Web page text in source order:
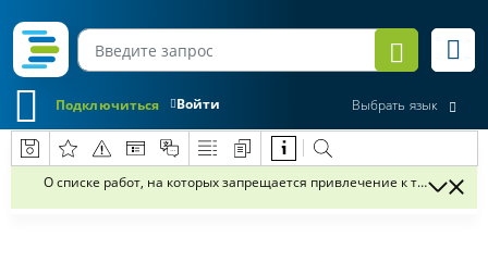
Войти
Подключиться Выбрать язык
О списке работ, на которых запрещается привлечение к труду лиц